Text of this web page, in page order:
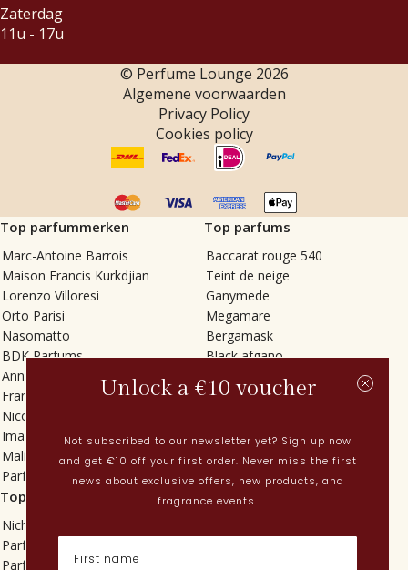
Zaterdag
11u - 17u
© Perfume Lounge 2026
Algemene voorwaarden
Privacy Policy
Cookies policy
Top parfummerken
Marc-Antoine Barrois
Maison Francis Kurkdjian
Lorenzo Villoresi
Orto Parisi
Nasomatto
BDK Parfums
Annindriya
Francesca Bianchi
Nicolaï
Imaginary Authors
Malin + Goetz
Parfums MDCI
Top parfums
Baccarat rouge 540
Teint de neige
Ganymede
Megamare
Bergamask
Black afgano
Tilia
Vetiver Rain
In Love with Everything
Sticky Fingers
Top categorieën
Niche parfums
Parfums voor dames
Parfums voor heren
Actueel
Unlock a €10 voucher
Not subscribed to our newsletter yet? Sign up now
and get €10 off your first order. Never miss the first
news about exclusive offers, new products, and
fragrance events.